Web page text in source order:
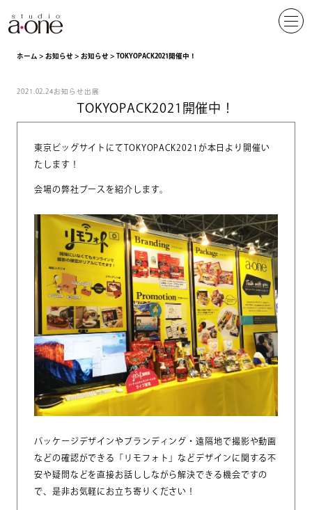
ホーム > お知らせ > お知らせ > TOKYOPACK2021開催中！
2021.02.24 お知らせ 出展
TOKYOPACK2021開催中！
東京ビッグサイトにてTOKYOPACK2021が本日より開催い
たします！
会場の弊社ブースを紹介します。
パッケージデザインやブランディング・遠隔地で撮影や動画
などの確認ができる「リモフォト」などデザインに関する不
安や疑問などを直接お話ししながら解決できる機会ですの
で、是非お気軽にお立ち寄りください！